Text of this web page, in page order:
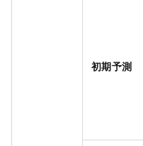
初期予測